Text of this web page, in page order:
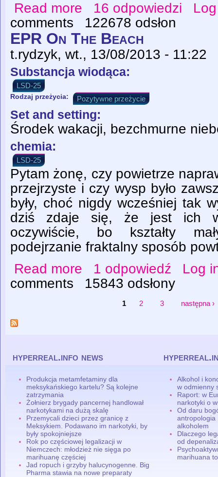
Read more about Dłuższe palenie - retrospekcja
16 odpowiedzi
comments
122678 odsłon
EPR On The Beach
t.rydzyk, wt., 13/08/2013 - 11:22
Substancja wiodąca:
LSD-25
Rodzaj przeżycia: Pozytywne przeżycie
Set and setting:
Środek wakacji, bezchmurne
chemia:
LSD-25
Pytam żonę, czy powietrze
przejrzyste i czy wysp było
były, choć nigdy wcześniej tak
dziś zdaje się, że jest ich
oczywiście, bo kształty
podejrzanie fraktalny sposób
Read more about EPR On The Beach
1 odpowiedź
Log
comments
15843 odsłony
1 2 3 następna ›
hyperreal.info news
Produkcja metamfetaminy dla
meksykańskiego kartelu? Są kolejne
zatrzymania
Żołnierz brygady pancernej handlował
narkotykami na dużą skalę
Przemycali dzieci przez granicę z
Meksykiem. Podawano im narkotyki, by
były spokojniejsze
Rok po częściowej legalizacji w
Niemczech: młodzież nie sięga po
marihuanę częściej
Jad ropuch i grzyby halucynogenne. Big
Pharma stawia na nowe preparaty
Alkohol i
w odmienny
Raport: w
narkotyki o
Od daru
antropologia
alkoholem
Dlaczego
od
marihuana